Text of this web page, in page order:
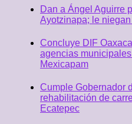
Dan a Ángel Aguirre
Ayotzinapa; le
Concluye DIF
agencias
Mexicapam
Cumple Gobernador
rehabilitación de
Ecatepec